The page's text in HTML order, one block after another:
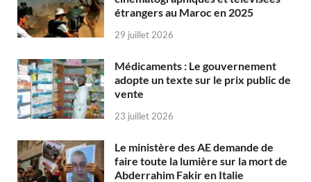
étrangers au Maroc en 2025
29 juillet 2026
Médicaments : Le gouvernement
adopte un texte sur le prix public de
vente
23 juillet 2026
Le ministère des AE demande de
faire toute la lumière sur la mort de
Abderrahim Fakir en Italie